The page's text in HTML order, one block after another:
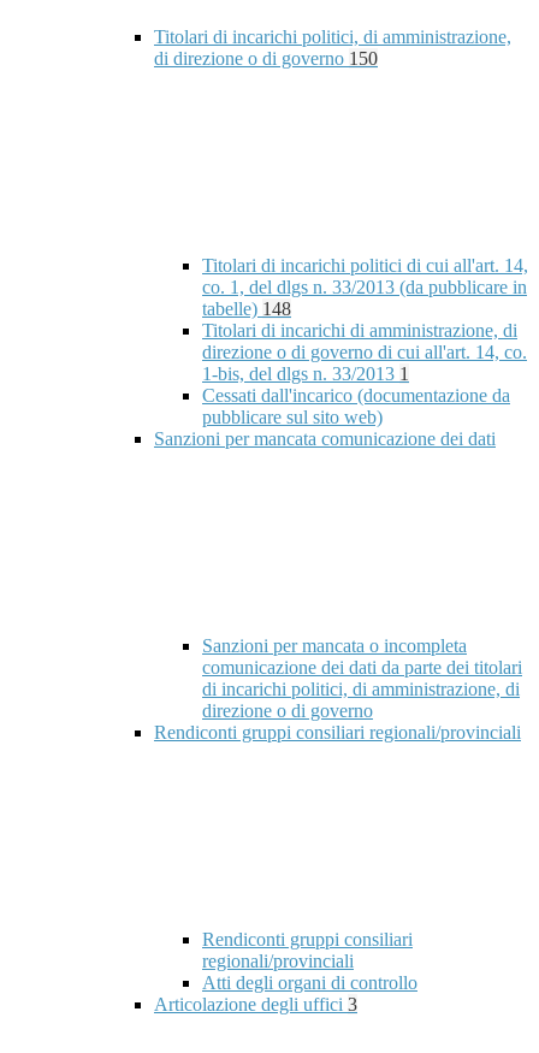
Titolari di incarichi politici, di amministrazione,
di direzione o di governo 150
Titolari di incarichi politici di cui all'art. 14,
co. 1, del dlgs n. 33/2013 (da pubblicare in
tabelle) 148
Titolari di incarichi di amministrazione, di
direzione o di governo di cui all'art. 14, co.
1-bis, del dlgs n. 33/2013 1
Cessati dall'incarico (documentazione da
pubblicare sul sito web)
Sanzioni per mancata comunicazione dei dati
Sanzioni per mancata o incompleta
comunicazione dei dati da parte dei titolari
di incarichi politici, di amministrazione, di
direzione o di governo
Rendiconti gruppi consiliari regionali/provinciali
Rendiconti gruppi consiliari
regionali/provinciali
Atti degli organi di controllo
Articolazione degli uffici 3